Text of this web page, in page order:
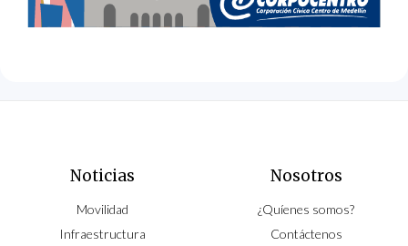
Noticias
Movilidad
Infraestructura
Nosotros
¿Quíenes somos?
Contáctenos